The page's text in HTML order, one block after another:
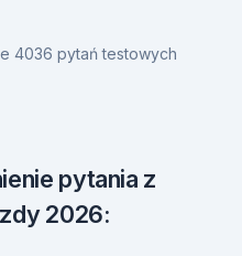
4036 pytań testowych
pytania z
2026: